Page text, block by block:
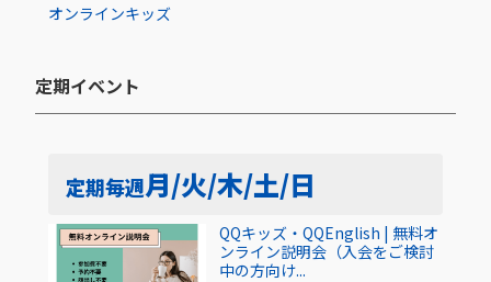
オンラインキッズ
定期イベント​
定期毎週月/火/木/土/日
QQキッズ・QQEnglish | 無料オ
ンライン説明会（入会をご検討
中の方向け...